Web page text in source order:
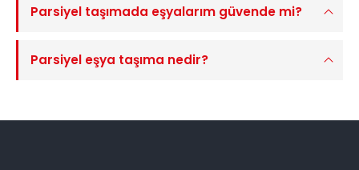
Parsiyel taşımada eşyalarım güvende mi?
Parsiyel eşya taşıma nedir?